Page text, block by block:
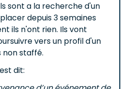
sont a la recherche d'un
depuis 3 semaines
ils n'ont rien. Ils vont
vers un profil d'un
non staffé.
dit: